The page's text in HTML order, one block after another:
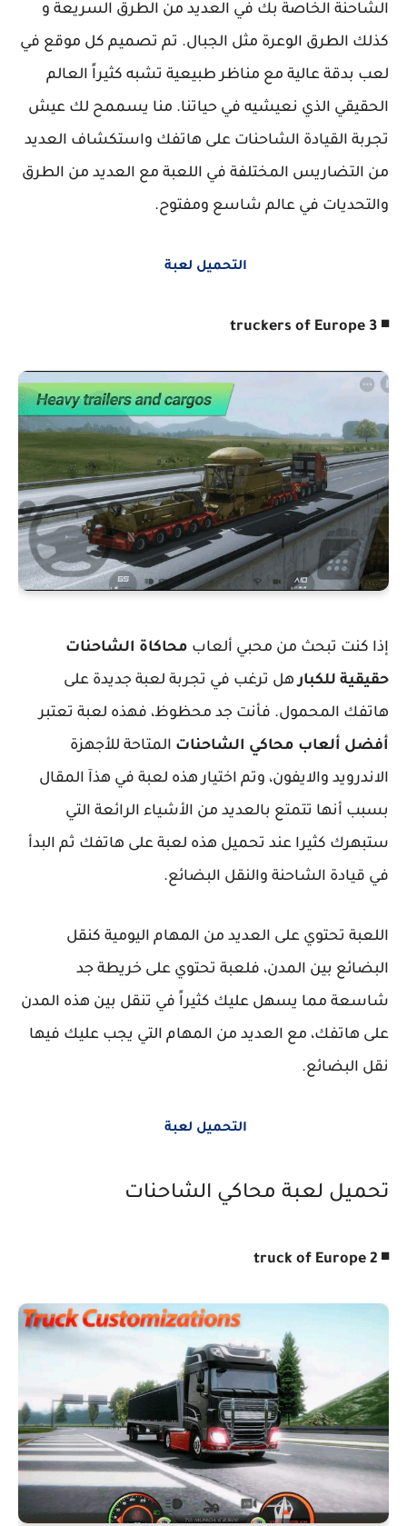
الشاحنة الخاصة بك في العديد من الطرق السريعة و
كذلك الطرق الوعرة مثل الجبال. تم تصميم كل موقع في
لعب بدقة عالية مع مناظر طبيعية تشبه كثيراً العالم
الحقيقي الذي نعيشيه في حياتنا. منا يسممح لك عيش
تجربة القيادة الشاحنات على هاتفك واستكشاف العديد
من التضاريس المختلفة في اللعبة مع العديد من الطرق
والتحديات في عالم شاسع ومفتوح.
التحميل لعبة
◾ truckers of Europe 3
إذا كنت تبحث من محبي ألعاب محاكاة الشاحنات
حقيقية للكبارهل ترغب في تجربة لعبة جديدة على
هاتفك المحمول. فأنت جد محظوظ، فهذه لعبة تعتبر
أفضل ألعاب محاكي الشاحنات المتاحة للأجهزة
الاندرويد والايفون، وتم اختيار هذه لعبة في هذآ المقال
بسبب أنها تتمتع بالعديد من الأشياء الرائعة التي
ستبهرك كثيرا عند تحميل هذه لعبة على هاتفك ثم البدأ
في قيادة الشاحنة والنقل البضائع.
اللعبة تحتوي على العديد من المهام اليومية كنقل
البضائع بين المدن، فلعبة تحتوي على خريطة جد
شاسعة مما يسهل عليك كثيراً في تنقل بين هذه المدن
على هاتفك، مع العديد من المهام التي يجب عليك فيها
نقل البضائع.
التحميل لعبة
تحميل لعبة محاكي الشاحنات
◾ truck of Europe 2